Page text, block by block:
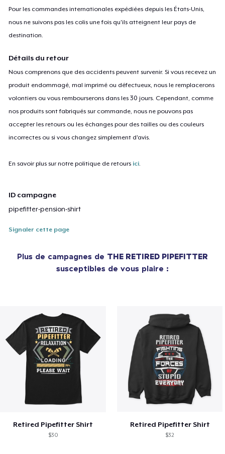
Pour les commandes internationales expédiées depuis les États-Unis,
nous ne suivons pas les colis une fois qu'ils atteignent leur pays de
destination.
Détails du retour
Nous comprenons que des accidents peuvent survenir. Si vous recevez un
produit endommagé, mal imprimé ou défectueux, nous le remplacerons
volontiers ou vous rembourserons dans les 30 jours. Cependant, comme
nos produits sont fabriqués sur commande, nous ne pouvons pas
accepter les retours ou les échanges pour des tailles ou des couleurs
incorrectes ou si vous changez simplement d'avis.
En savoir plus sur notre politique de retours ici.
ID campagne
pipefitter-pension-shirt
Signaler cette page
Plus de campagnes de THE RETIRED PIPEFITTER
susceptibles de vous plaire :
Retired Pipefitter Shirt
$30
Retired Pipefitter Shirt
$32